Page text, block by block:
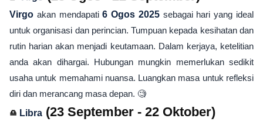
Virgo akan mendapati6 Ogos 2025sebagai hari yang ideal
untuk organisasi dan perincian. Tumpuan kepada kesihatan dan
rutin harian akan menjadi keutamaan. Dalam kerjaya, ketelitian
anda akan dihargai. Hubungan mungkin memerlukan sedikit
usaha untuk memahami nuansa. Luangkan masa untuk refleksi
diri dan merancang masa depan. 🧐
♎ Libra (23 September - 22 Oktober)